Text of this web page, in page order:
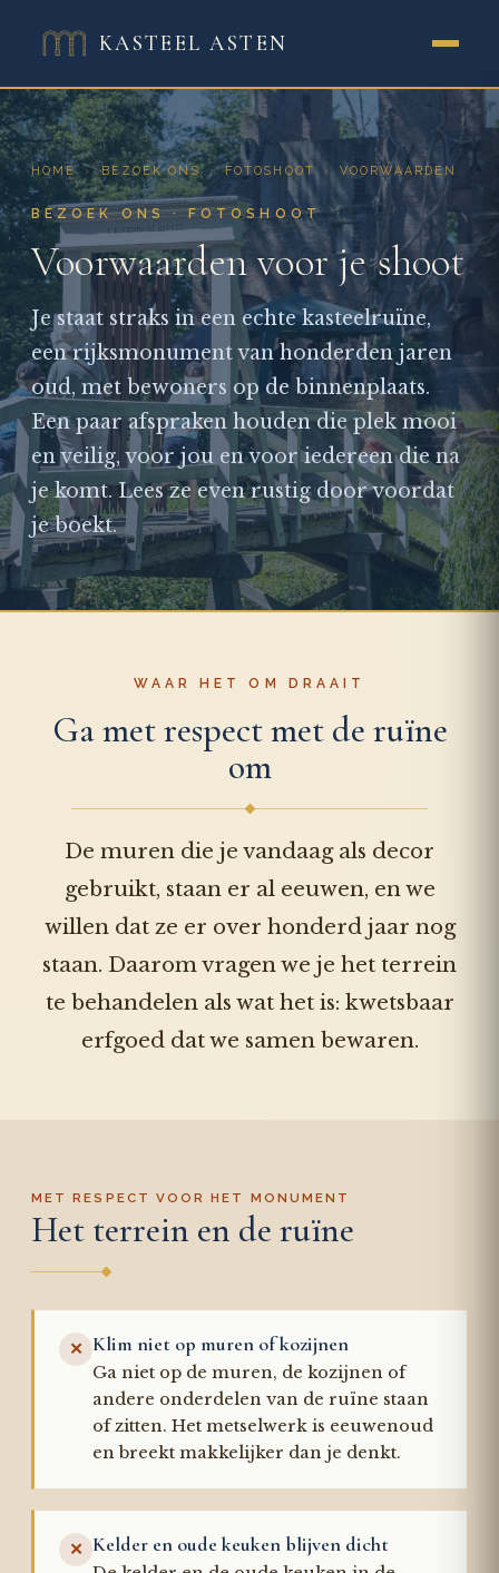
KASTEEL ASTEN
HOME › BEZOEK ONS › FOTOSHOOT › VOORWAARDEN
BEZOEK ONS · FOTOSHOOT
Voorwaarden voor je shoot
Je staat straks in een echte kasteelruïne,
een rijksmonument van honderden jaren
oud, met bewoners op de binnenplaats.
Een paar afspraken houden die plek mooi
en veilig, voor jou en voor iedereen die na
je komt. Lees ze even rustig door voordat
je boekt.
WAAR HET OM DRAAIT
Ga met respect met de ruïne
om
De muren die je vandaag als decor
gebruikt, staan er al eeuwen, en we
willen dat ze er over honderd jaar nog
staan. Daarom vragen we je het terrein
te behandelen als wat het is: kwetsbaar
erfgoed dat we samen bewaren.
MET RESPECT VOOR HET MONUMENT
Het terrein en de ruïne
✕ Klim niet op muren of kozijnen
Ga niet op de muren, de kozijnen of
andere onderdelen van de ruïne staan
of zitten. Het metselwerk is eeuwenoud
en breekt makkelijker dan je denkt.
✕ Kelder en oude keuken blijven dicht